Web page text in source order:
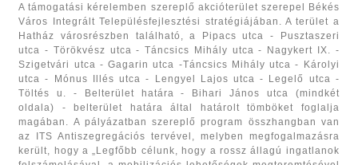
A támogatási kérelemben szereplő akcióterület szerepel Békés
Város Integrált Településfejlesztési stratégiájában. A terület a
Hatház városrészben található, a Pipacs utca - Pusztaszeri
utca - Törökvész utca - Táncsics Mihály utca - Nagykert IX. -
Szigetvári utca - Gagarin utca -Táncsics Mihály utca - Károlyi
utca - Mónus Illés utca - Lengyel Lajos utca - Legelő utca -
Töltés u. - Belterület határa - Bihari János utca (mindkét
oldala) - belterület határa által határolt tömböket foglalja
magában. A pályázatban szereplő program összhangban van
az ITS Antiszegregációs tervével, melyben megfogalmazásra
került, hogy a „Legfőbb célunk, hogy a rossz állagú ingatlanok